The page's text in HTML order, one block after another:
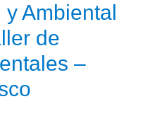
Ambiental
de
–